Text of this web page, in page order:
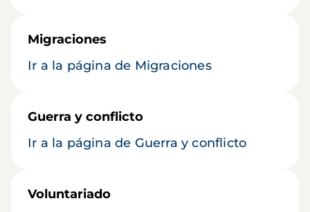
Migraciones
Ir a la página de Migraciones
Guerra y conflicto
Ir a la página de Guerra y conflicto
Voluntariado